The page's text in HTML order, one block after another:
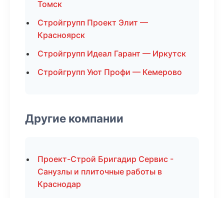
Томск
Стройгрупп Проект Элит —
Красноярск
Стройгрупп Идеал Гарант — Иркутск
Стройгрупп Уют Профи — Кемерово
Другие компании
Проект-Строй Бригадир Сервис -
Санузлы и плиточные работы в
Краснодар